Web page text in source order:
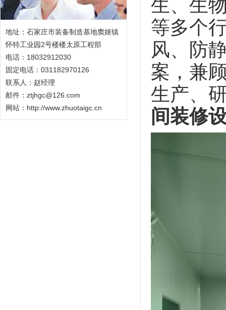
地址：石家庄市装备制造基地窦妪镇
怀特工业园2号楼楼太原工程部
电话：18032912030
固定电话：031182970126
联系人：赵经理
邮件：ztjhgc@126.com
网站：http://www.zhuotaigc.cn
生、生
等多个
风、防
案，兼
生产、
间装修